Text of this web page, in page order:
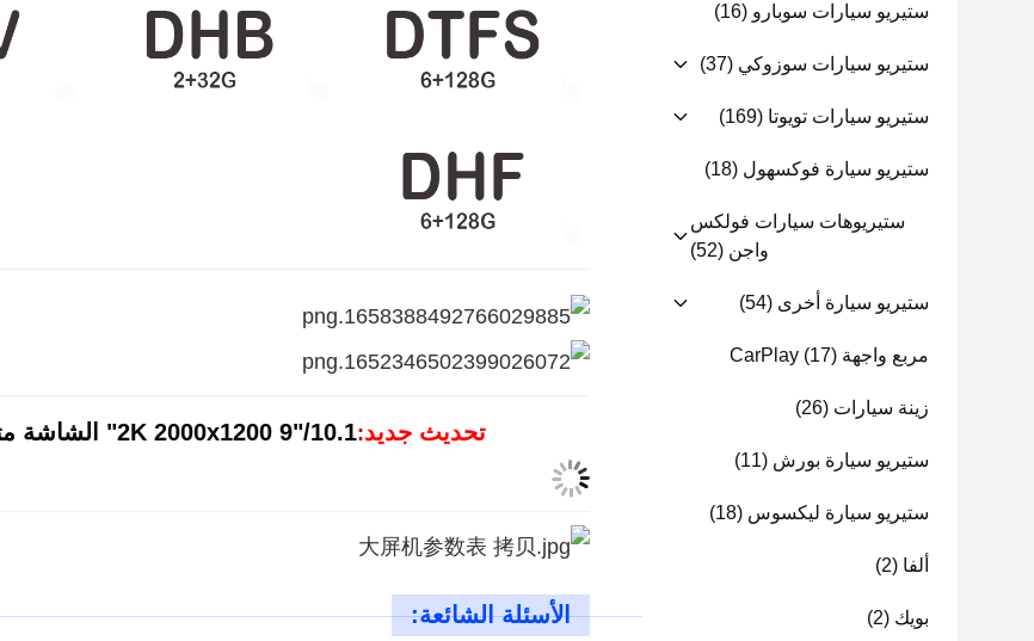
ستيريو سيارات سوبارو (16)
ستيريو سيارات سوزوكي (37)
ستيريو سيارات تويوتا (169)
ستيريو سيارة فوكسهول (18)
ستيريوهات سيارات فولكس
واجن (52)
ستيريو سيارة أخرى (54)
مربع واجهة CarPlay (17)
زينة سيارات (26)
ستيريو سيارة بورش (11)
ستيريو سيارة ليكسوس (18)
ألفا (2)
بويك (2)
تحديث جديد:2K 2000x1200 9"/10.1" الشاشة متاحة، انقر على الصورة لمزيد من التفاصيل!
الأسئلة الشائعة: